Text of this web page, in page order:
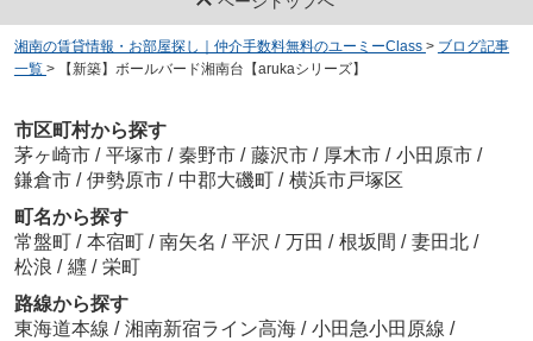
湘南の賃貸情報・お部屋探し｜仲介手数料無料のユーミーClass > ブログ記事
一覧 > 【新築】ボールバード湘南台【arukaシリーズ】
市区町村から探す
茅ヶ崎市 / 平塚市 / 秦野市 / 藤沢市 / 厚木市 / 小田原市 /
鎌倉市 / 伊勢原市 / 中郡大磯町 / 横浜市戸塚区
町名から探す
常盤町 / 本宿町 / 南矢名 / 平沢 / 万田 / 根坂間 / 妻田北 /
松浪 / 纒 / 栄町
路線から探す
東海道本線 / 湘南新宿ライン高海 / 小田急小田原線 /